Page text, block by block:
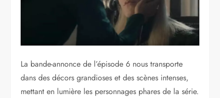
La bande-annonce de l’épisode 6 nous transporte
dans des décors grandioses et des scènes intenses,
mettant en lumière les personnages phares de la série.